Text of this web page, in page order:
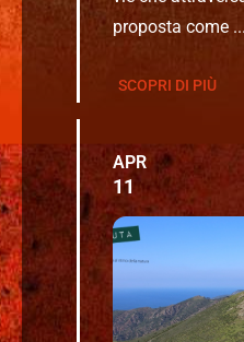
proposta come ...
SCOPRI DI PIÙ
APR
11